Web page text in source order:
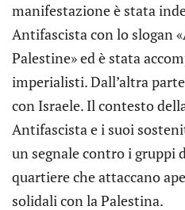
manifestazione è stata
Antifascista con lo slogan
Palestine» ed è stata
imperialisti. Dall’altra
con Israele. Il contesto
Antifascista e i suoi
un segnale contro i gruppi
quartiere che attaccano
solidali con la Palestina.